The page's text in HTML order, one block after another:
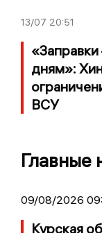
13/07 20:51
дням»:
ВСУ
Главные
09/08/2026
Курская